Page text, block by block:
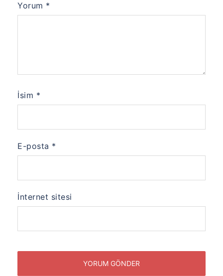
Yorum *
İsim *
E-posta *
İnternet sitesi